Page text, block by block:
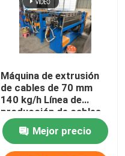
Máquina de extrusión
de cables de 70 mm
140 kg/h Línea de
producción de cables
de Internet
Mejor precio